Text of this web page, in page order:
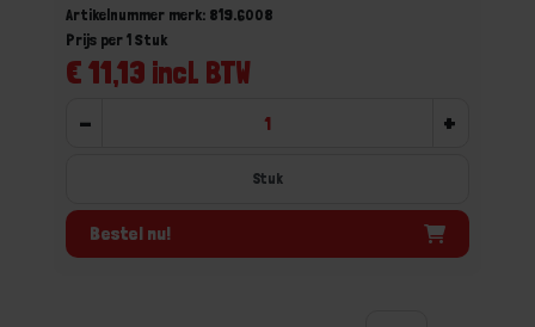
Artikelnummer merk: 819.6008
€ 11,13 incl. BTW
Prijs per 1 Stuk
- +
Stuk
Bestel nu!